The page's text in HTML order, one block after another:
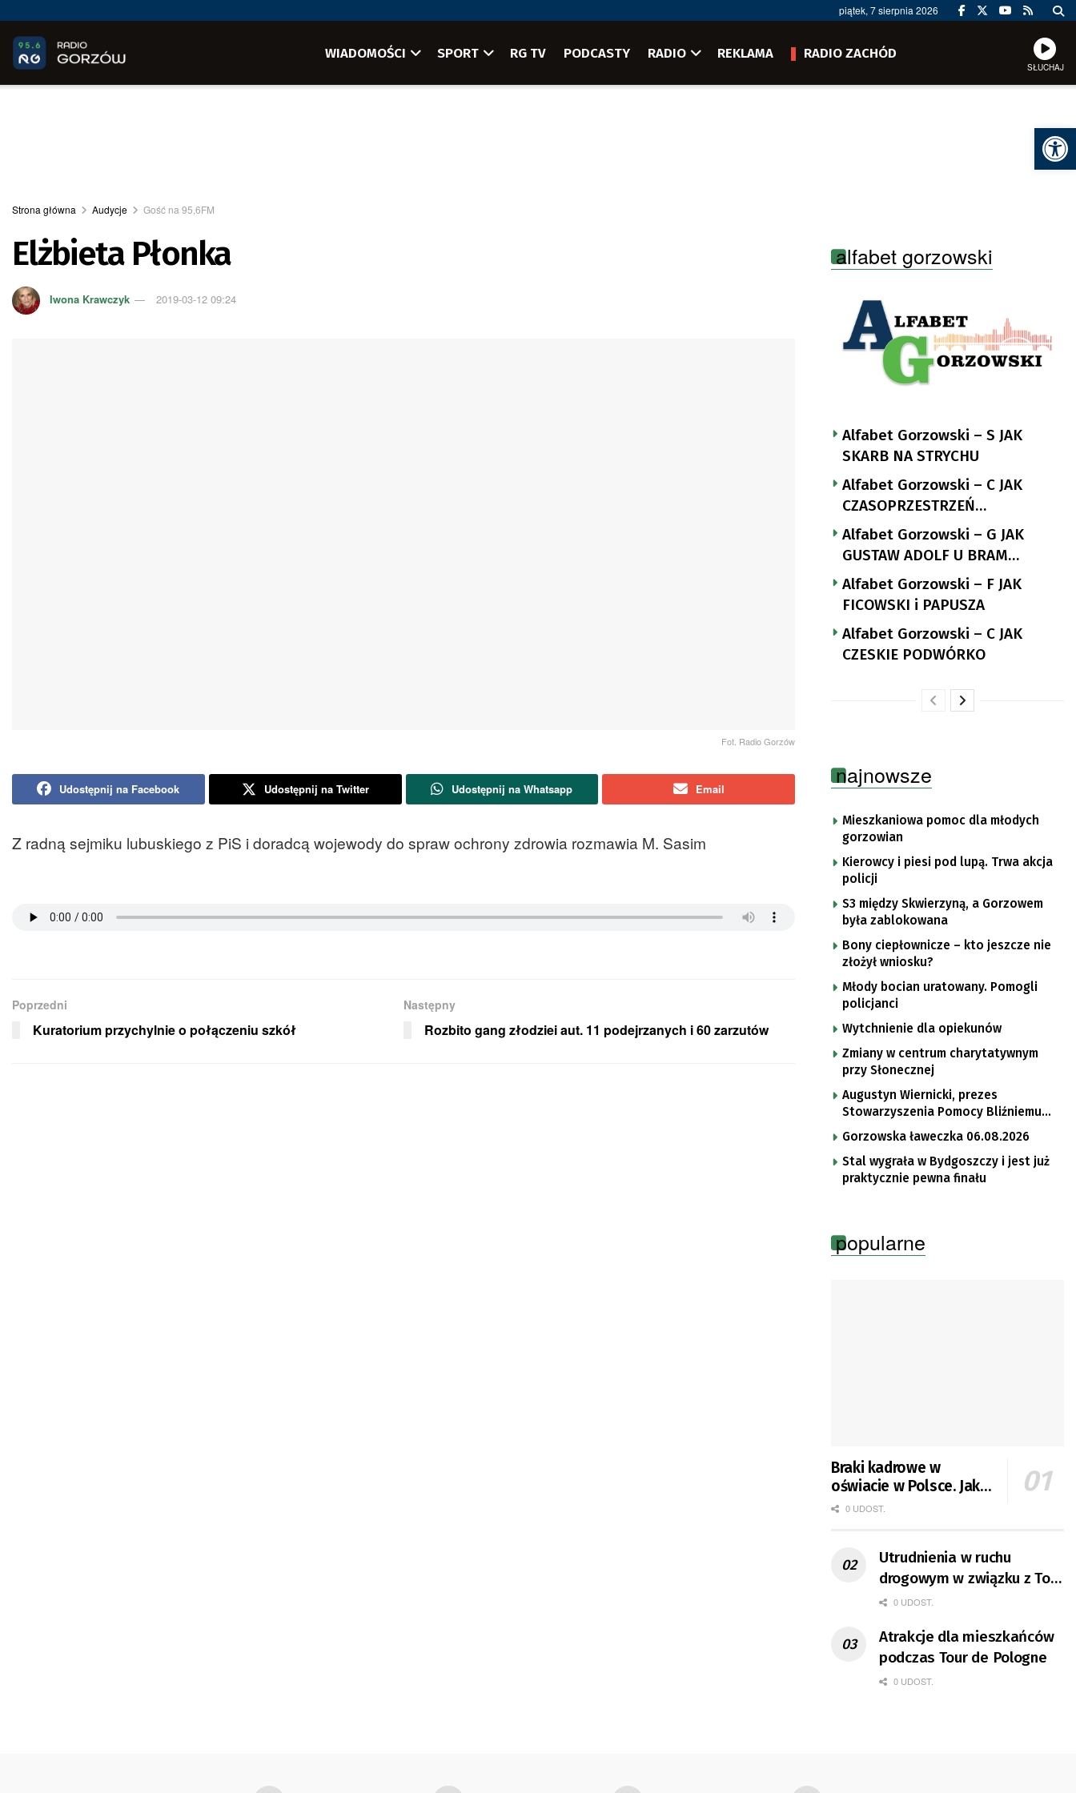
piątek, 7 sierpnia 2026
WIADOMOŚCI SPORT RG TV PODCASTY RADIO REKLAMA RADIO ZACHÓD
SŁUCHAJ
Strona główna Audycje Gość na 95,6FM
Elżbieta Płonka
Iwona Krawczyk 2019-03-12 09:24
Fot. Radio Gorzów
Udostępnij na Facebook Udostępnij na Twitter Udostępnij na Whatsapp Email
Z radną sejmiku lubuskiego z PiS i doradcą wojewody do spraw ochrony zdrowia rozmawia M. Sasim
Poprzedni
Kuratorium przychylnie o połączeniu szkół
Następny
Rozbito gang złodziei aut. 11 podejrzanych i 60 zarzutów
alfabet gorzowski
Alfabet Gorzowski – S JAK
SKARB NA STRYCHU
Alfabet Gorzowski – C JAK
CZASOPRZESTRZEŃ
NUTTGENSA
Alfabet Gorzowski – G JAK
GUSTAW ADOLF U BRAM
LANDSBERGA
Alfabet Gorzowski – F JAK
FICOWSKI i PAPUSZA
Alfabet Gorzowski – C JAK
CZESKIE PODWÓRKO
najnowsze
Mieszkaniowa pomoc dla młodych
gorzowian
Kierowcy i piesi pod lupą. Trwa akcja
policji
S3 między Skwierzyną, a Gorzowem
była zablokowana
Bony ciepłownicze – kto jeszcze nie
złożył wniosku?
Młody bocian uratowany. Pomogli
policjanci
Wytchnienie dla opiekunów
Zmiany w centrum charytatywnym
przy Słonecznej
Augustyn Wiernicki, prezes
Stowarzyszenia Pomocy Bliźniemu
im. Brata Krystyna
Gorzowska ławeczka 06.08.2026
Stal wygrała w Bydgoszczy i jest już
praktycznie pewna finału
popularne
Braki kadrowe w
oświacie w Polsce. Jak
jest w Gorzowie?
0 UDOST.
Utrudnienia w ruchu
drogowym w związku z Tour
de Pologne
0 UDOST.
Atrakcje dla mieszkańców
podczas Tour de Pologne
0 UDOST.